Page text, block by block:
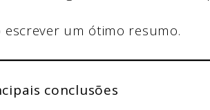
um ótimo resumo.
conclusões